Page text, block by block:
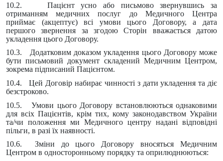
10.2. Пацієнт усно або письмово звернувшись за
отриманням медичних послуг до Медичного Центра
приймає (акцептує) всі умови цього Договору, а дата
першого звернення за згодою Сторін вважається датою
укладення цього Договору.
10.3. Додатковим доказом укладення цього Договору може
бути письмовий документ складений Медичним Центром,
зокрема підписаний Пацієнтом.
10.4. Цей Договір набирає чинності з дати укладення та діє
безстроково.
10.5. Умови цього Договору встановлюються однаковими
для всіх Пацієнтів, крім тих, кому законодавством України
та/чи положення ми Медичного центру надані відповідні
пільги, в разі їх наявності.
10.6. Зміни до цього Договору вносяться Медичним
Центром в односторонньому порядку та оприлюднюються: